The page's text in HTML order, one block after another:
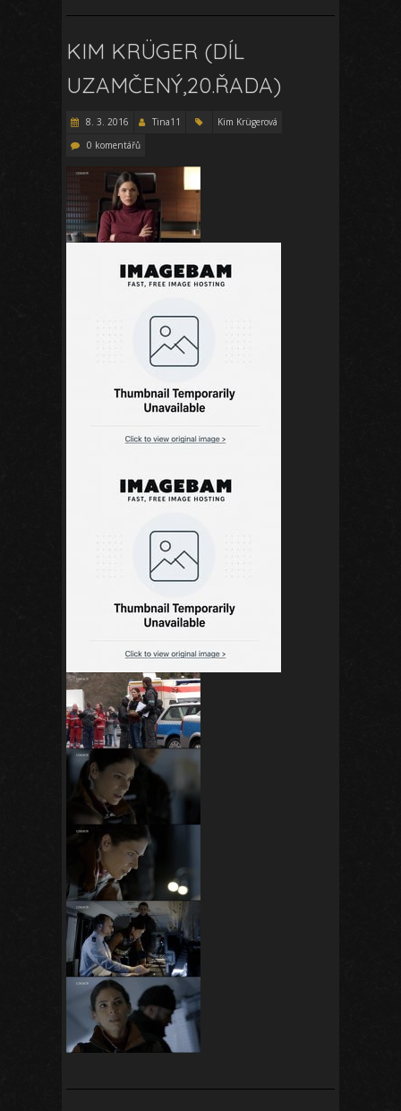
KIM KRÜGER (DÍL
UZAMČENÝ,20.ŘADA)
8. 3. 2016 Tina11
Kim Krügerová
0 komentářů